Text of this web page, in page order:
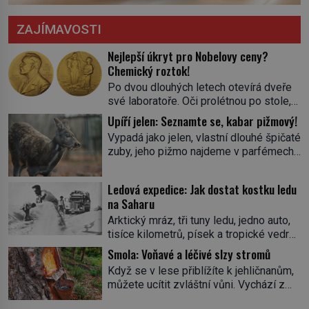
ZAJÍMAVOSTI
Nejlepší úkryt pro Nobelovy ceny?
Chemický roztok!
Po dvou dlouhých letech otevírá dveře
své laboratoře. Oči prolétnou po stole,
aby pak ulpěly na regálu, kde se nachází
všemožné látky. Hledá žluto-oranžovou
tekutinu, jakmile ji zahlédne, nesmírně
se mu uleví. Teď může svůj plán
skrývá směs s názvem lučavka
královská. Svůj přídomek nemá pro nic
za nic, […]
Upíří jelen: Seznamte se, kabar pižmový!
Vypadá jako jelen, vlastní dlouhé špičaté
zuby, jeho pižmo najdeme v parfémech
jediného zástupce zvířecí říše – kabara
pižmového. V Evropě ho jako první
popíše švédský botanik Carl Linné
(1707–1778), jenže v Asii o něm ví už
celá staletí. Zvíře připomíná jelena,
v kohoutku dosahuje […]
Ledová expedice: Jak dostat kostku ledu
na Saharu
Arktický mráz, tři tuny ledu, jedno auto,
tisíce kilometrů, písek a tropické vedro.
To je ve zkratce zdánlivě nesplnitelná
výzva, která se promění v úžasné
dobrodružství a důkaz, že nic není
nemožné. Vše začíná na podzim 1958
Smola: Voňavé a léčivé slzy stromů
Když se v lese přiblížíte k jehličnanům,
můžete ucítit zvláštní vůni. Vychází z